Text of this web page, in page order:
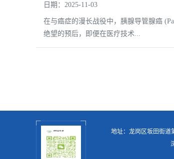
日期：2025-11-03
在与癌症的漫长战役中，胰腺导管腺癌
绝望的预后，即便在医疗技术...
地址：龙岗区坂田街道